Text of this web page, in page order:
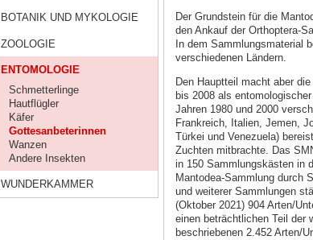
BOTANIK UND MYKOLOGIE
ZOOLOGIE
ENTOMOLOGIE
Schmetterlinge
Hautflügler
Käfer
Gottesanbeterinnen
Wanzen
Andere Insekten
WUNDERKAMMER
Der Grundstein für die
den Ankauf der Orthoptera-
In dem Sammlungsmaterial
verschiedenen Ländern.
Den Hauptteil macht aber
bis 2008 als
Jahren 1980 und 2000
Frankreich, Italien, Jemen,
Türkei und Venezuela)
Zuchten mitbrachte. Das
in 150 Sammlungskästen in
Mantodea-Sammlung durch
und weiterer Sammlungen
(Oktober 2021) 904 Arten/
einen beträchtlichen Teil der
beschriebenen 2.452 Arten/